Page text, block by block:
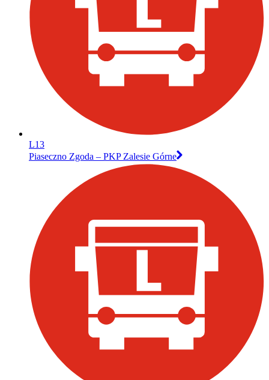
L13
Piaseczno Zgoda – PKP Zalesie Górne